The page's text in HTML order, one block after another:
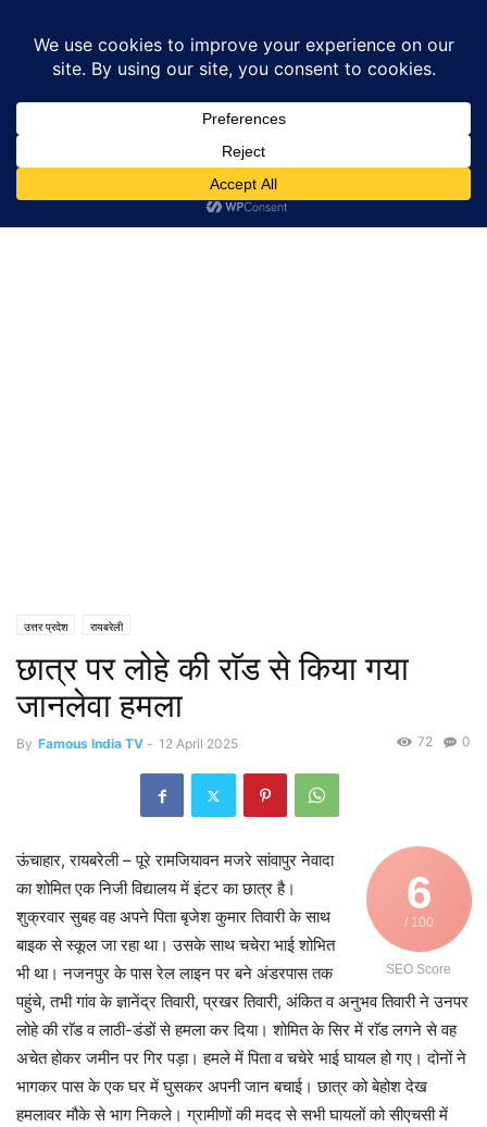
उत्तर प्रदेश रायबरेली
छात्र पर लोहे की राॅड से किया गया
जानलेवा हमला
By Famous India TV - 12 April 2025 0
72
6
/ 100
SEO Score
ऊंचाहार, रायबरेली – पूरे रामजियावन मजरे सांवापुर नेवादा
का शोमित एक निजी विद्यालय में इंटर का छात्र है।
शुक्रवार सुबह वह अपने पिता बृजेश कुमार तिवारी के साथ
बाइक से स्कूल जा रहा था। उसके साथ चचेरा भाई शोभित
भी था। नजनपुर के पास रेल लाइन पर बने अंडरपास तक
पहुंचे, तभी गांव के ज्ञानेंद्र तिवारी, प्रखर तिवारी, अंकित व अनुभव तिवारी ने उनपर
लोहे की राॅड व लाठी-डंडों से हमला कर दिया। शोमित के सिर में राॅड लगने से वह
अचेत होकर जमीन पर गिर पड़ा। हमले में पिता व चचेरे भाई घायल हो गए। दोनों ने
भागकर पास के एक घर में घुसकर अपनी जान बचाई। छात्र को बेहोश देख
हमलावर मौके से भाग निकले। ग्रामीणों की मदद से सभी घायलों को सीएचसी में